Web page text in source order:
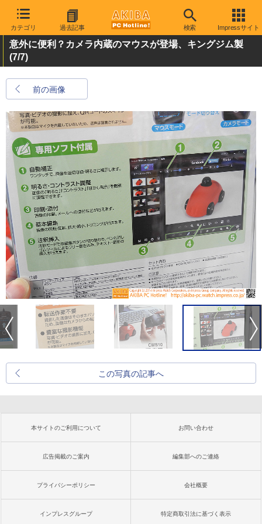
カテゴリ 過去記事 検索 Impressサイト
意外に便利？カメラ内蔵のマウスが登場、キングジム製
(7/7)
前の画像
この写真の記事へ
本サイトのご利用について お問い合わせ
広告掲載のご案内 編集部へのご連絡
プライバシーポリシー 会社概要
インプレスグループ 特定商取引法に基づく表示